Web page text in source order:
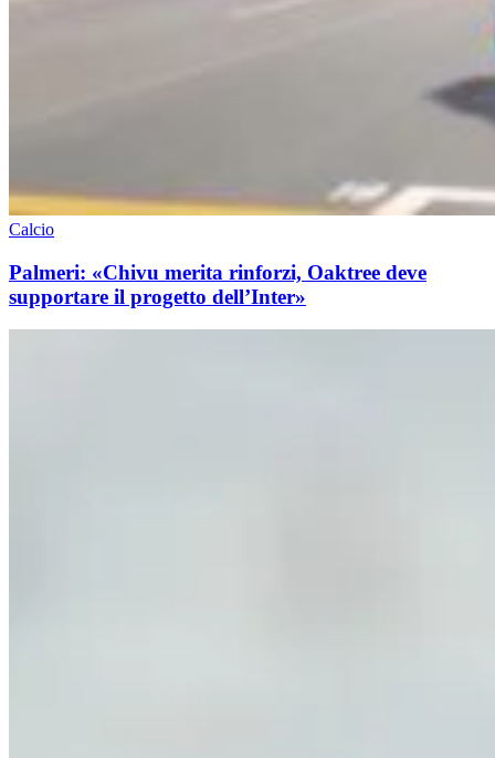
Calcio
Palmeri: «Chivu merita rinforzi, Oaktree deve
supportare il progetto dell’Inter»